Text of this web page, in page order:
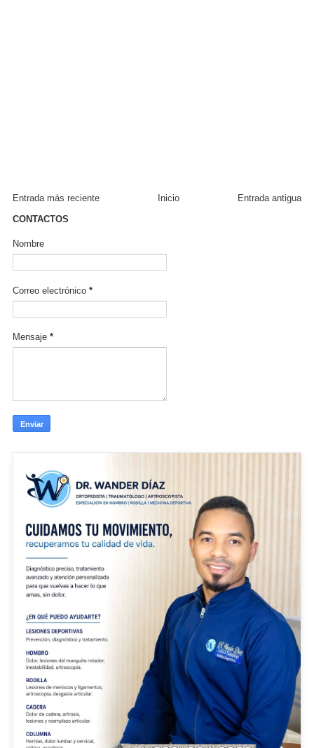
Entrada más reciente Entrada antigua
Inicio
CONTACTOS
Nombre
Correo electrónico *
Mensaje *